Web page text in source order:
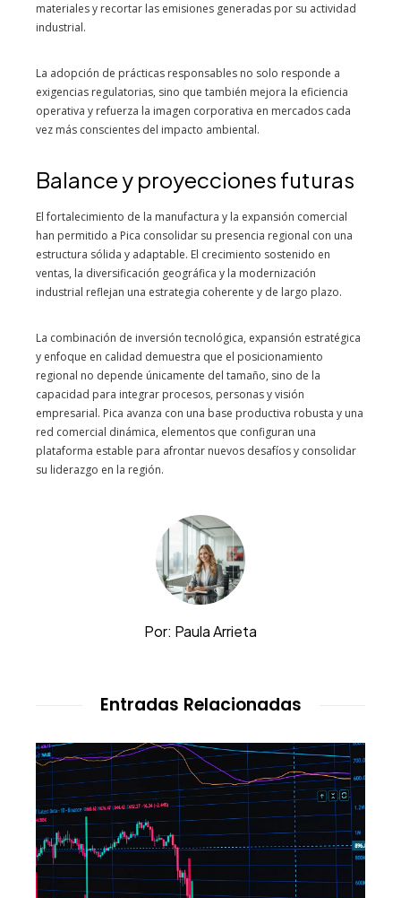
materiales y recortar las emisiones generadas por su actividad
industrial.
La adopción de prácticas responsables no solo responde a
exigencias regulatorias, sino que también mejora la eficiencia
operativa y refuerza la imagen corporativa en mercados cada
vez más conscientes del impacto ambiental.
Balance y proyecciones futuras
El fortalecimiento de la manufactura y la expansión comercial
han permitido a Pica consolidar su presencia regional con una
estructura sólida y adaptable. El crecimiento sostenido en
ventas, la diversificación geográfica y la modernización
industrial reflejan una estrategia coherente y de largo plazo.
La combinación de inversión tecnológica, expansión estratégica
y enfoque en calidad demuestra que el posicionamiento
regional no depende únicamente del tamaño, sino de la
capacidad para integrar procesos, personas y visión
empresarial. Pica avanza con una base productiva robusta y una
red comercial dinámica, elementos que configuran una
plataforma estable para afrontar nuevos desafíos y consolidar
su liderazgo en la región.
Por: Paula Arrieta
Entradas Relacionadas